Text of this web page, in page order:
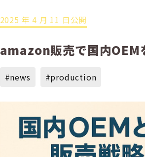
2025 年 4 月 11 日公開
amazon販売で国内OEM
#news #production